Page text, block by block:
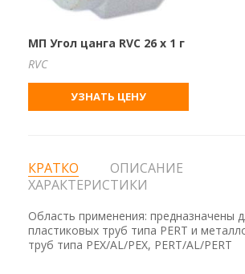
МП Угол цанга RVC 26 х 1 г
RVC
УЗНАТЬ ЦЕНУ
КРАТКО
ОПИСАНИЕ
ХАРАКТЕРИСТИКИ
Область применения: предназначены
пластиковых труб типа PERT и
труб типа PEX/AL/PEX, PERT/AL/PERT